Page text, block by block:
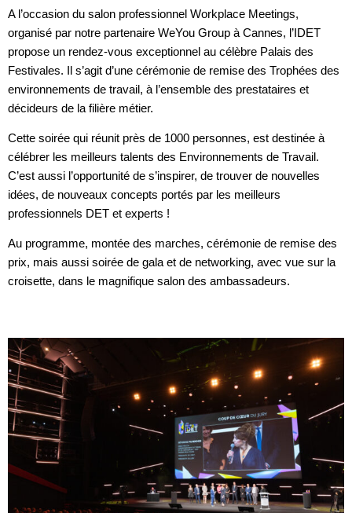
A l’occasion du salon professionnel Workplace Meetings,
organisé par notre partenaire WeYou Group à Cannes, l’IDET
propose un rendez-vous exceptionnel au célèbre Palais des
Festivales. Il s’agit d’une cérémonie de remise des Trophées des
environnements de travail, à l’ensemble des prestataires et
décideurs de la filière métier.
Cette soirée qui réunit près de 1000 personnes, est destinée à
célébrer les meilleurs talents des Environnements de Travail.
C’est aussi l’opportunité de s’inspirer, de trouver de nouvelles
idées, de nouveaux concepts portés par les meilleurs
professionnels DET et experts !
Au programme, montée des marches, cérémonie de remise des
prix, mais aussi soirée de gala et de networking, avec vue sur la
croisette, dans le magnifique salon des ambassadeurs.